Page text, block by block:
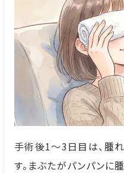
手術後1～3日目は、腫
す。まぶたがパンパンに